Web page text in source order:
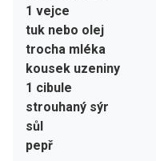
1 vejce
tuk nebo olej
trocha mléka
kousek uzeniny
1 cibule
strouhaný sýr
sůl
pepř